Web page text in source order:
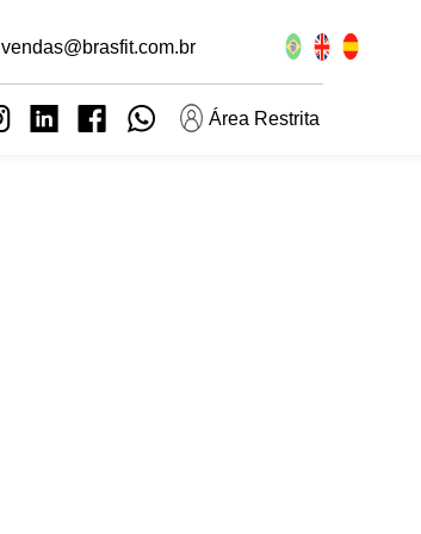
vendas@brasfit.com.br
Área Restrita